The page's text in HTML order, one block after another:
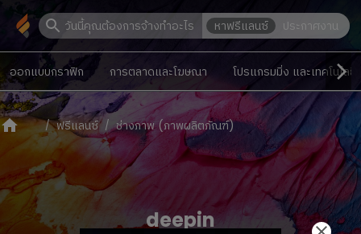
หาฟรีแลนซ์ ประกาศงาน
ออกแบบกราฟิก การตลาดและโฆษณา โปรแกรมมิ่ง และเทคโนโลยี
ฟรีแลนซ์ ช่างภาพ (ภาพผลิตภัณฑ์)
deepin